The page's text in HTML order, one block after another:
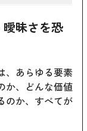
昧さを恐
、あらゆる要素
か、どんな価値
のか、すべてが